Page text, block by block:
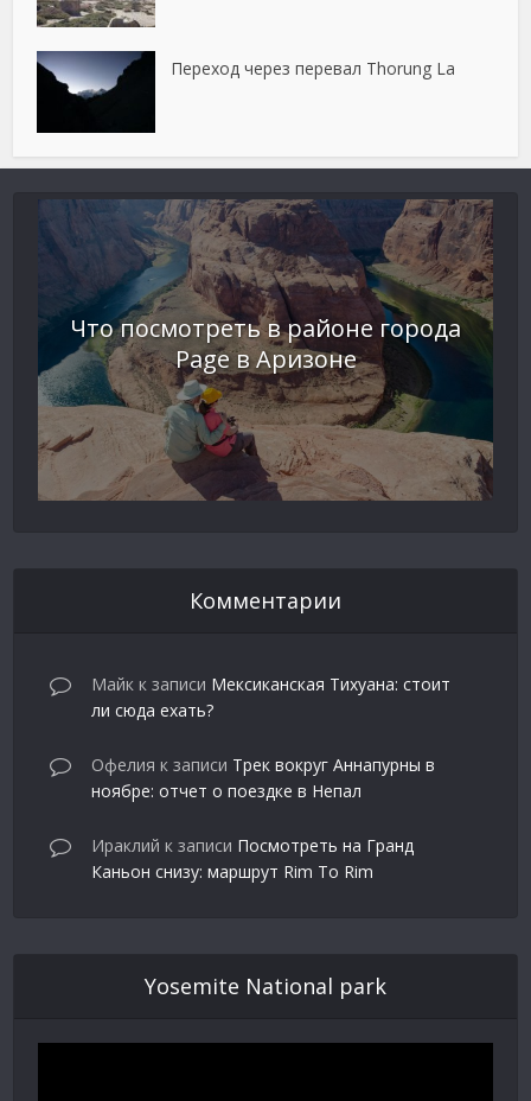
Переход через перевал Thorung La
Что посмотреть в районе города
Page в Аризоне
Комментарии
Майк к записи Мексиканская Тихуана: стоит
ли сюда ехать?
Офелия к записи Трек вокруг Аннапурны в
ноябре: отчет о поездке в Непал
Ираклий к записи Посмотреть на Гранд
Каньон снизу: маршрут Rim To Rim
Yosemite National park